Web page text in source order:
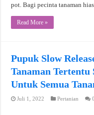
pot. Bagi pecinta tanaman
Read More »
Pupuk Slow
Tanaman Tertentu
Untuk Semua
Juli 1, 2022 Pertanian 0